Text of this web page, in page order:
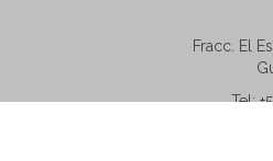
Fracc. El
Tel: